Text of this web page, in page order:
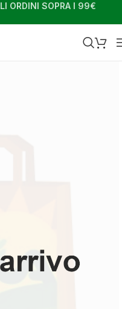
ORDINI SOPRA I 99€